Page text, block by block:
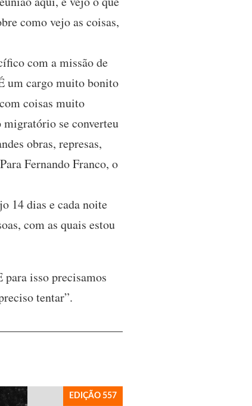
como vejo as coisas,
com a missão de
um cargo muito bonito
coisas muito
se converteu
obras, represas,
Fernando Franco, o
14 dias e cada noite
com as quais estou
isso precisamos
preciso tentar”.
EDIÇÃO 557